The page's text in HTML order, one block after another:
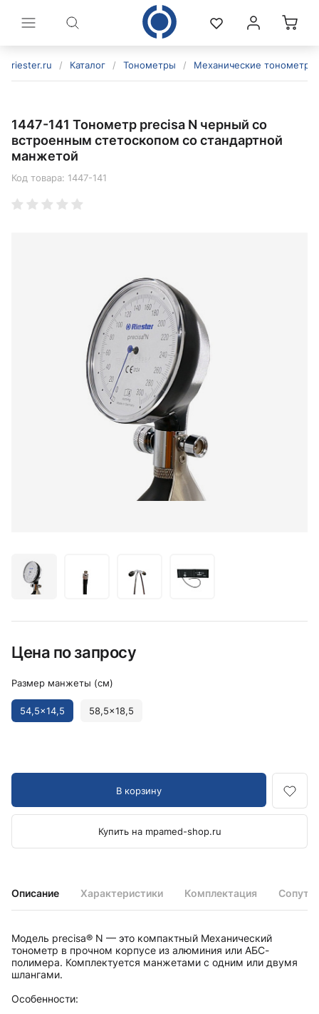
riester.ru / Каталог / Тонометры / Механические тонометры
Описание Характеристики Комплектация
Модель precisa® N — это компактный Механический
тонометр в прочном корпусе из алюминия или АБС-
полимера. Комплектуется манжетами с одним или двумя
шлангами.
Особенности:
1447-141 Тонометр precisa N черный со
встроенным стетоскопом со стандартной
манжетой
Код товара: 1447-141
Цена по запросу
Размер манжеты (см)
54,5x14,5 58,5x18,5
В корзину
Купить на mpamed-shop.ru